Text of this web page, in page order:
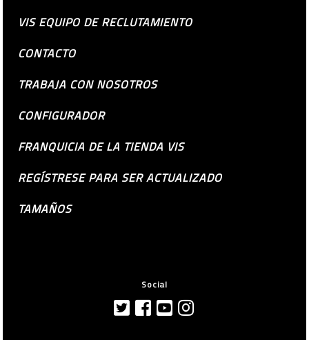
VIS EQUIPO DE RECLUTAMIENTO
CONTACTO
TRABAJA CON NOSOTROS
CONFIGURADOR
FRANQUICIA DE LA TIENDA VIS
REGÍSTRESE PARA SER ACTUALIZADO
TAMAÑOS
Social